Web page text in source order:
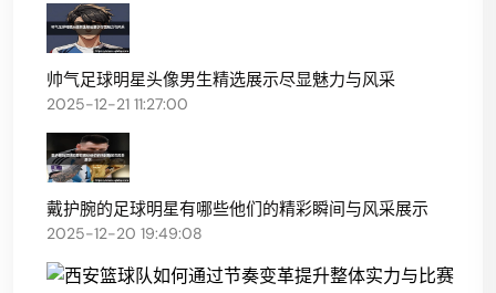
帅气足球明星头像男生精选展示尽显魅力与风采
2025-12-21 11:27:00
戴护腕的足球明星有哪些他们的精彩瞬间与风采展示
2025-12-20 19:49:08